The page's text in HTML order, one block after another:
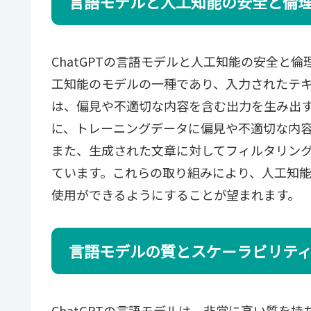
ChatGPTの言語モデルと人工知能の安全と
工知能のモデルの一種であり、入力されたテ
は、偏見や不適切な内容を含む出力を生み出
に、トレーニングデータに偏見や不適切な内
また、生成された文章に対してフィルタリ
ています。これらの取り組みにより、人工知
使用ができるようにすることが望まれます。
言語モデルの質とスケーラビリテ